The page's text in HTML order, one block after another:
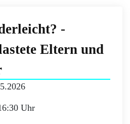
-
Eltern und
Uhr